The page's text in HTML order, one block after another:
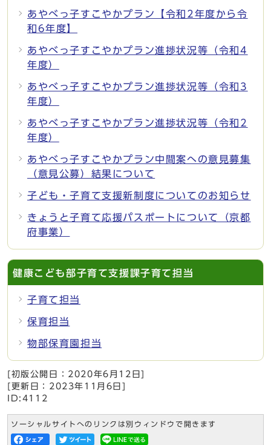
あやべっ子すこやかプラン【令和2年度から令
和6年度】
あやべっ子すこやかプラン進捗状況等（令和4
年度）
あやべっ子すこやかプラン進捗状況等（令和3
年度）
あやべっ子すこやかプラン進捗状況等（令和2
年度）
あやべっ子すこやかプラン中間案への意見募集
（意見公募）結果について
子ども・子育て支援新制度についてのお知らせ
きょうと子育て応援パスポートについて（京都
府事業）
健康こども部子育て支援課子育て担当
子育て担当
保育担当
物部保育園担当
[初版公開日： 2020年6月12日
[更新日： 2023年11月6日
ID:4112
ソーシャルサイトへのリンクは別ウィンドウで開きます